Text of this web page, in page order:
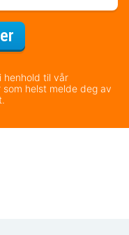
henhold til vår
som helst melde deg av